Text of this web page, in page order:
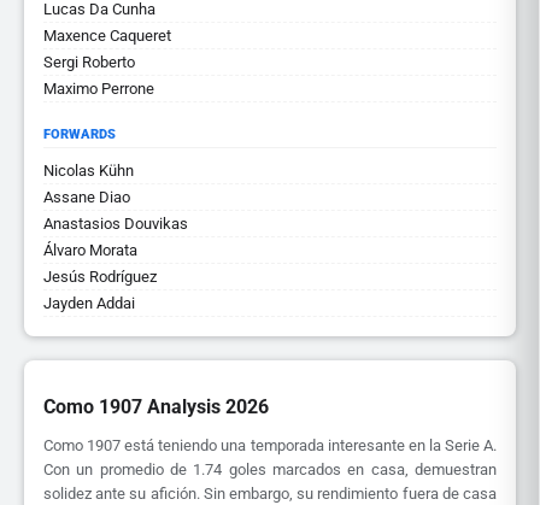
Lucas Da Cunha
Maxence Caqueret
Sergi Roberto
Maximo Perrone
FORWARDS
Nicolas Kühn
Assane Diao
Anastasios Douvikas
Álvaro Morata
Jesús Rodríguez
Jayden Addai
Como 1907 Analysis 2026
Como 1907 está teniendo una temporada interesante en la Serie A.
Con un promedio de 1.74 goles marcados en casa, demuestran
solidez ante su afición. Sin embargo, su rendimiento fuera de casa